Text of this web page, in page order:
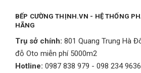
BẾP CƯỜNG THỊNH.VN - HỆ THỐNG
HÃNG
Trụ sở chính: 801 Quang Trung Hà
đỗ Oto miễn phí 5000m2
Hotline: 0987 838 979 - 098 234 9636